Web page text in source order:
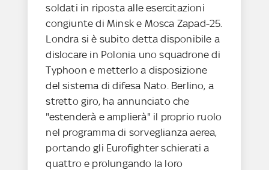
soldati in riposta alle esercitazioni
congiunte di Minsk e Mosca Zapad-25.
Londra si è subito detta disponibile a
dislocare in Polonia uno squadrone di
Typhoon e metterlo a disposizione
del sistema di difesa Nato. Berlino, a
stretto giro, ha annunciato che
"estenderà e amplierà" il proprio ruolo
nel programma di sorveglianza aerea,
portando gli Eurofighter schierati a
quattro e prolungando la loro